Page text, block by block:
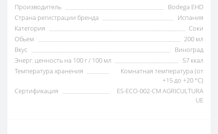
Производитель
Bodega EHD
Страна регистрации бренда
Испания
Категория
Соки
Обьем
200 мл
Вкус
Виноград
Энерг. ценность на 100 г / 100 мл
57 ккал
Температура хранения
Комнатная температура (от
+15 до +20 °C)
Сертификация
ES-ECO-002-CM AGRICULTURA
UE